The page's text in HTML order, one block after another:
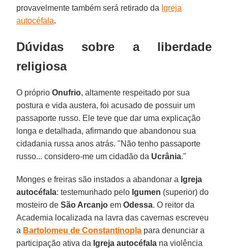
provavelmente também será retirado da Igreja
autocéfala.
Dúvidas sobre a liberdade
religiosa
O próprioOnufrio, altamente respeitado por sua
postura e vida austera, foi acusado de possuir um
passaporte russo. Ele teve que dar uma explicação
longa e detalhada, afirmando que abandonou sua
cidadania russa anos atrás. "Não tenho passaporte
russo... considero-me um cidadão da Ucrânia."
Monges e freiras são instados a abandonar a Igreja
autocéfala: testemunhado pelo Igumen (superior) do
mosteiro deSão Arcanjoem Odessa. O reitor da
Academia localizada na lavra das cavernas escreveu
a Bartolomeu de Constantinopla para denunciar a
participação ativa da Igreja autocéfala na violência